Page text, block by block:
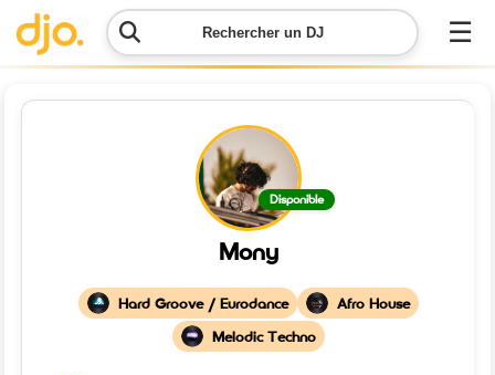
Rechercher un DJ ☰
Menu
ma
demande
Disponible
Mony
Hard Groove / Eurodance
Afro House
Melodic Techno